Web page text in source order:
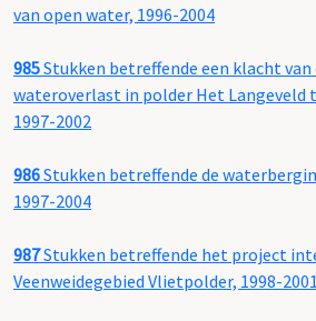
van open water, 1996-2004
985Stukken betreffende een klacht
wateroverlast in polder Het Langeveld
1997-2002
986Stukken betreffende de
1997-2004
987Stukken betreffende het project
Veenweidegebied Vlietpolder, 1998-2001